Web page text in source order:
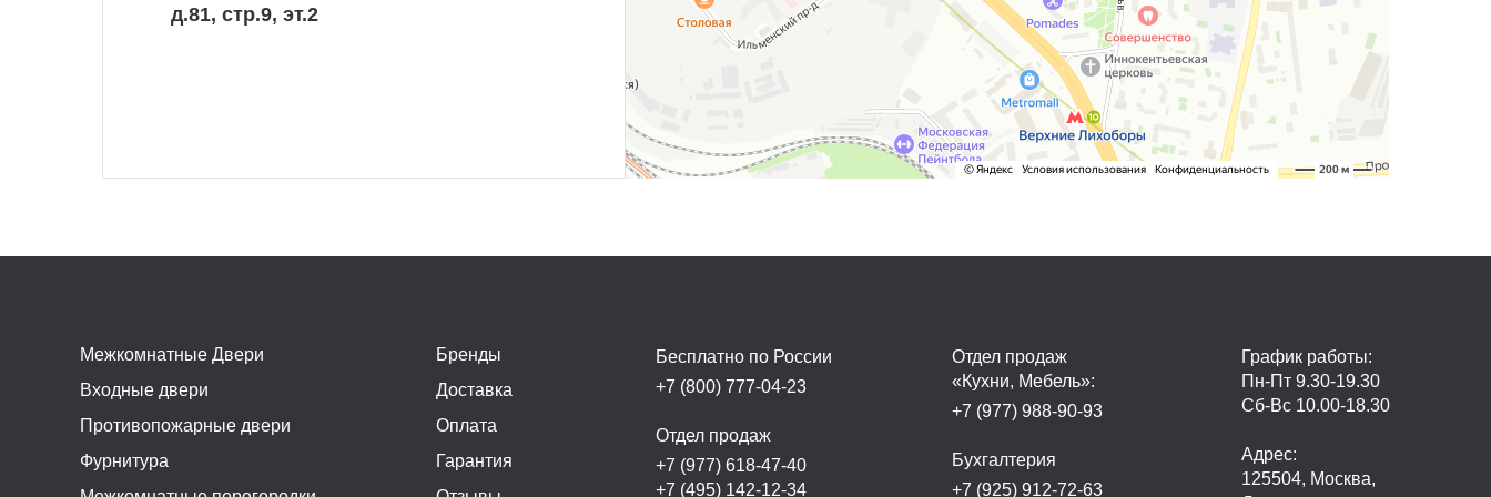
д.81, стр.9, эт.2
Межкомнатные Двери
Входные двери
Противопожарные двери
Фурнитура
Бренды
Доставка
Оплата
Гарантия
Бесплатно по России
+7 (800) 777-04-23
Отдел продаж
+7 (977) 618-47-40
+7 (495) 142-12-34
Отдел продаж
«Кухни, Мебель»:
+7 (977) 988-90-93
Бухгалтерия
+7 (925) 912-72-63
График работы:
Пн-Пт 9.30-19.30
Сб-Вс 10.00-18.30
Адрес:
125504, Москва,